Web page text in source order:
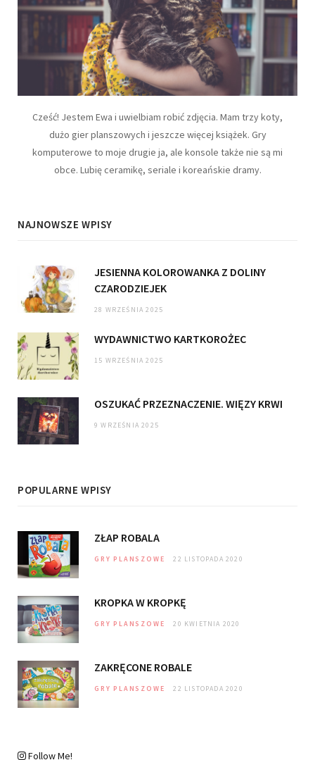
Cześć! Jestem Ewa i uwielbiam robić zdjęcia. Mam trzy koty,
dużo gier planszowych i jeszcze więcej książek. Gry
komputerowe to moje drugie ja, ale konsole także nie są mi
obce. Lubię ceramikę, seriale i koreańskie dramy.
NAJNOWSZE WPISY
JESIENNA KOLOROWANKA Z DOLINY
CZARODZIEJEK
28 WRZEŚNIA 2025
WYDAWNICTWO KARTKOROŻEC
15 WRZEŚNIA 2025
OSZUKAĆ PRZEZNACZENIE. WIĘZY KRWI
9 WRZEŚNIA 2025
POPULARNE WPISY
ZŁAP ROBALA
GRY PLANSZOWE 22 LISTOPADA 2020
KROPKA W KROPKĘ
GRY PLANSZOWE 20 KWIETNIA 2020
ZAKRĘCONE ROBALE
GRY PLANSZOWE 22 LISTOPADA 2020
Follow Me!